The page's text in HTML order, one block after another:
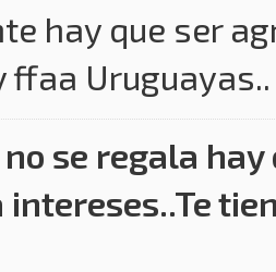
hay que ser
Uruguayas..
se regala